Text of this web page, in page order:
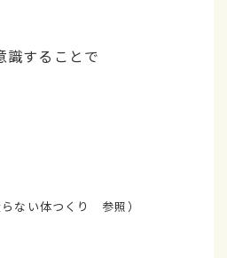
識することで
らない体つくり 参照）